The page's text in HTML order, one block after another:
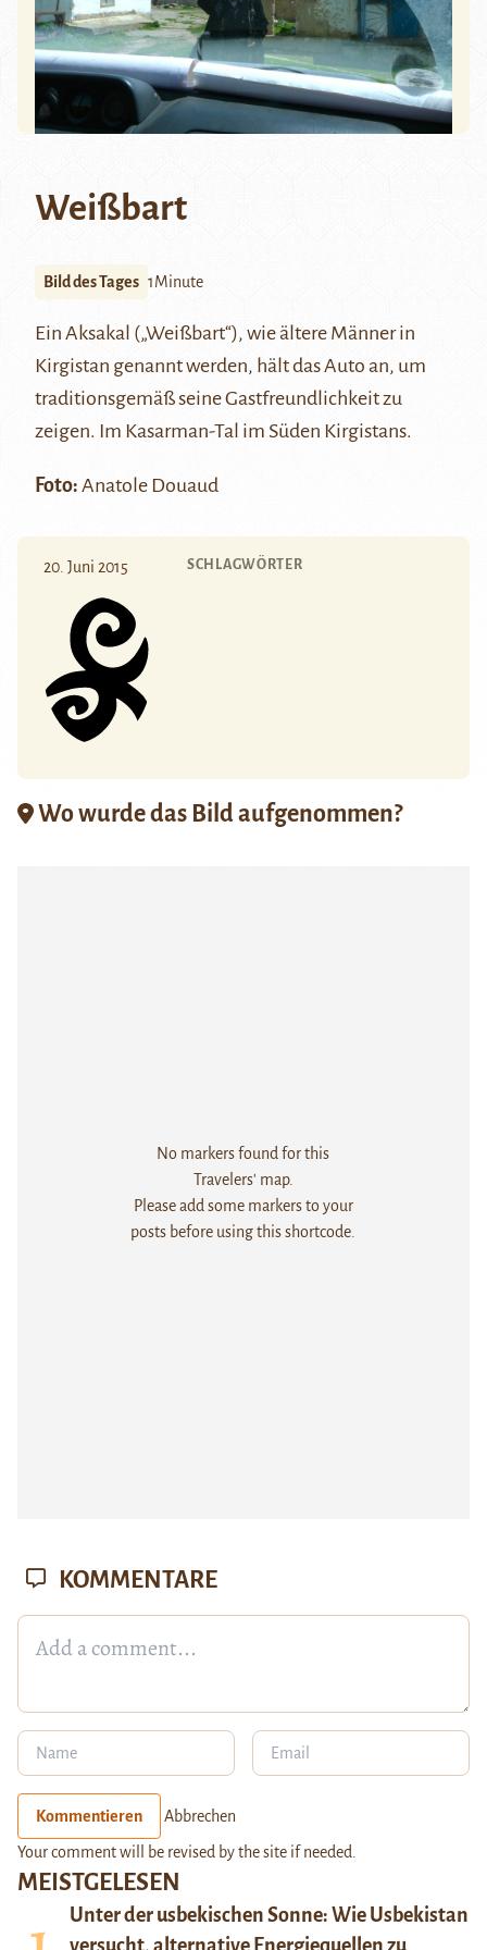
Weißbart
Bild des Tages 1Minute
Ein Aksakal („Weißbart“), wie ältere Männer in
Kirgistan genannt werden, hält das Auto an, um
traditionsgemäß seine Gastfreundlichkeit zu
zeigen. Im Kasarman-Tal im Süden Kirgistans.
Foto: Anatole Douaud
20. Juni 2015 SCHLAGWÖRTER
Wo wurde das Bild aufgenommen?
No markers found for this
Travelers' map.
Please add some markers to your
posts before using this shortcode.
MEISTGELESEN
Unter der usbekischen Sonne: Wie Usbekistan
versucht, alternative Energiequellen zu
KOMMENTARE
Kommentieren Abbrechen
Your comment will be revised by the site if needed.